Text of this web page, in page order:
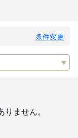
条件変更
ません。